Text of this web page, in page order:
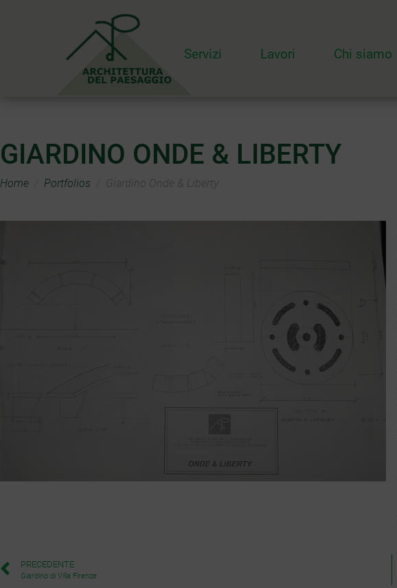
Servizi Lavori Chi siamo
GIARDINO ONDE & LIBERTY
Home Portfolios Giardino Onde & Liberty
PRECEDENTE
Giardino di Villa Firenze